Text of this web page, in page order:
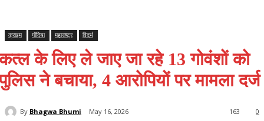
क्राइम गोंदिया महाराष्ट्र विदर्भ
के लिए ले जाए जा रहे 13 गोवंशों को
ने बचाया, 4 आरोपियों पर मामला दर्ज
By Bhagwa Bhumi May 16, 2026 0
163